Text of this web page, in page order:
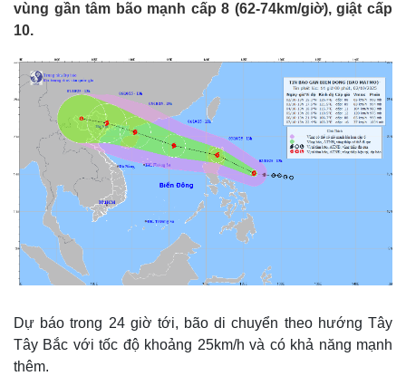
vùng gần tâm bão mạnh cấp 8 (62-74km/giờ), giật cấp
10.
Dự báo trong 24 giờ tới, bão di chuyển theo hướng Tây
Tây Bắc với tốc độ khoảng 25km/h và có khả năng mạnh
thêm.